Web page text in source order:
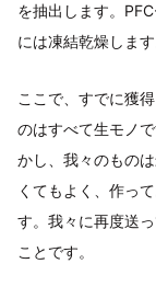
を抽出します。
には凍結乾燥します
ここで、すでに獲
のはすべて生モノ
かし、我々のもの
くてもよく、作っ
す。我々に再度送
ことです。